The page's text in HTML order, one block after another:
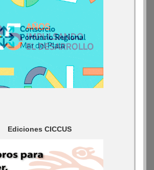
Ediciones CICCUS